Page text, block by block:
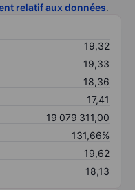
relatif aux données.
19,32
19,33
18,36
17,41
19 079 311,00
131,66%
19,62
18,13